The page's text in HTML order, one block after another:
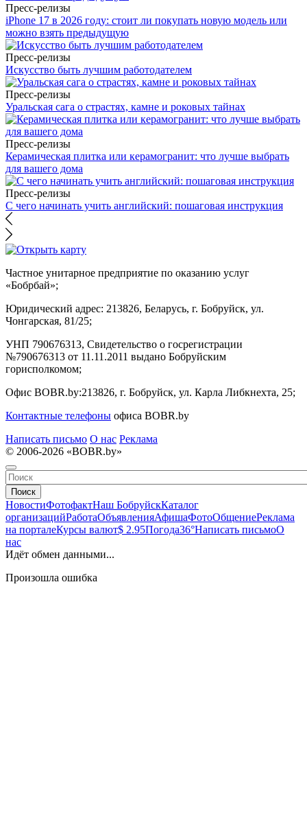
Пресс-релизы
iPhone 17 в 2026 году: стоит ли покупать новую модель или
можно взять предыдущую
Пресс-релизы
Искусство быть лучшим работодателем
Пресс-релизы
Уральская сага о страстях, камне и роковых тайнах
Пресс-релизы
Керамическая плитка или керамогранит: что лучше выбрать
для вашего дома
Пресс-релизы
С чего начинать учить английский: пошаговая инструкция
Частное унитарное предприятие по оказанию услуг
«Бобрбай»;
Юридический адрес: 213826, Беларусь, г. Бобруйск, ул.
Чонгарская, 81/25;
УНП 790676313, Свидетельство о госрегистрации
№790676313 от 11.11.2011 выдано Бобруйским
горисполкомом;
Офис BOBR.by:213826, г. Бобруйск, ул. Карла Либкнехта, 25;
Контактные телефоны офиса BOBR.by
Написать письмо О нас Реклама
© 2006-2026 «BOBR.by»
Поиск
НовостиФотофактНаш БобруйскКаталог
организацийРаботаОбъявленияАфишаФотоОбщениеРеклама
на порталеКурсы валют$ 2.95Погода36°Написать письмоО
нас
Идёт обмен данными...
Произошла ошибка